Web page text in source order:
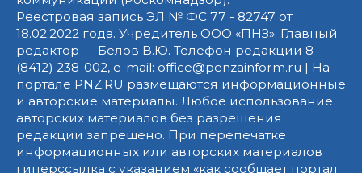
Реестровая запись ЭЛ № ФС 77 - 82747 от
18.02.2022 года. Учредитель ООО «ПНЗ». Главный
редактор — Белов В.Ю. Телефон редакции 8
(8412) 238-002, e-mail: office@penzainform.ru | На
портале PNZ.RU размещаются информационные
и авторские материалы. Любое использование
авторских материалов без разрешения
редакции запрещено. При перепечатке
информационных или авторских материалов
гиперссылка с указанием «как сообщает портал